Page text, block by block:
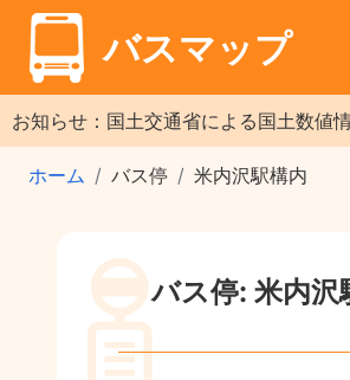
バスマップ
お知らせ：国土交通省による国土数値
ホーム バス停 米内沢駅構内
バス停: 米内沢